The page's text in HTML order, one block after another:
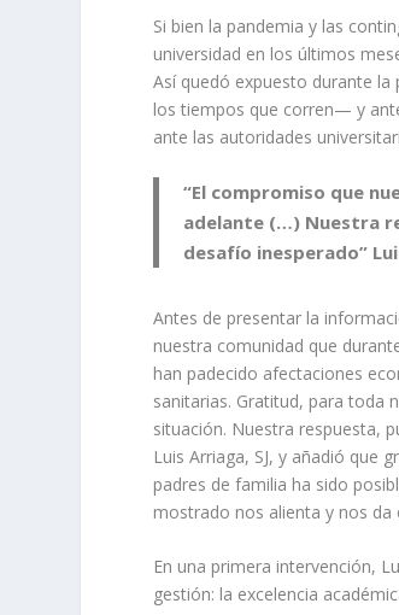
Si bien la pandemia y las
universidad en los últimos
Así quedó expuesto durante
los tiempos que corren— y
ante las autoridades
“El compromiso que
adelante (…) Nuestra
desafío inesperado”
Antes de presentar la
nuestra comunidad que
han padecido afectaciones
sanitarias. Gratitud, para toda
situación. Nuestra respuesta,
Luis Arriaga, SJ, y añadió que
padres de familia ha sido
mostrado nos alienta y nos da
En una primera intervención,
gestión: la excelencia